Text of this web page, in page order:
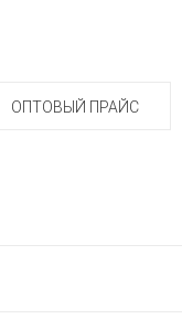
ОПТОВЫЙ ПРАЙС